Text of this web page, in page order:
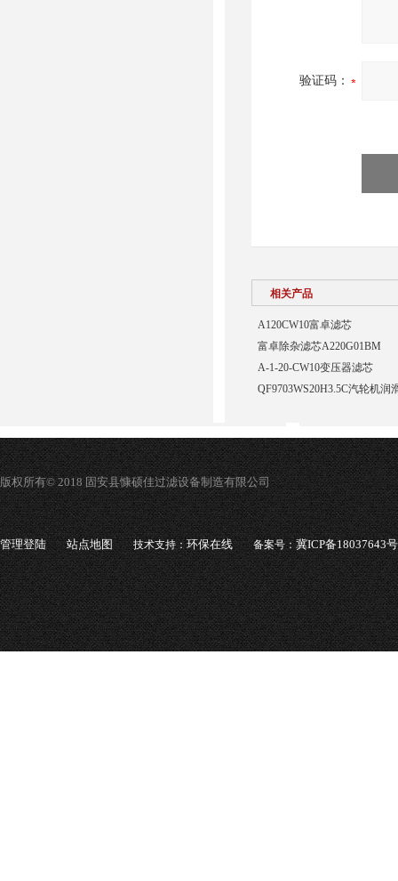
验证码：
相关产品
A120CW10富卓滤芯
富卓除杂滤芯A220G01BM
A-1-20-CW10变压器滤芯
QF9703WS20H3.5C汽轮机润
版权所有© 2018 固安县慷硕佳过滤设备制造有限公司
管理登陆 站点地图 技术支持：环保在线 备案号：冀ICP备18037643